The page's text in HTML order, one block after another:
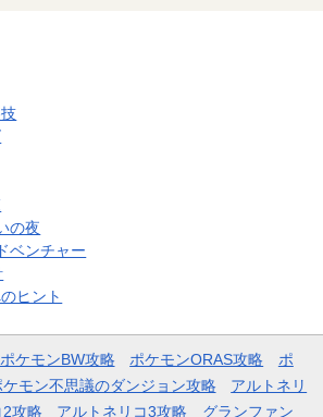
の夜
ベンチャー
ヒント
ポケモンBW攻略 ポケモンORAS攻略
ポ
ケモン不思議のダンジョン攻略
アルトネリ
2攻略 アルトネリコ3攻略 グランファン